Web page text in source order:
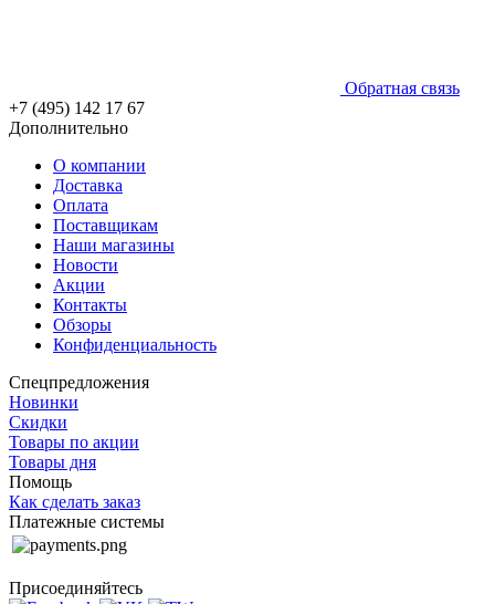
Обратная связь
+7 (495) 142 17 67
Дополнительно
О компании
Доставка
Оплата
Поставщикам
Наши магазины
Новости
Акции
Контакты
Обзоры
Конфиденциальность
Спецпредложения
Новинки
Скидки
Товары по акции
Товары дня
Помощь
Как сделать заказ
Платежные системы
Присоединяйтесь